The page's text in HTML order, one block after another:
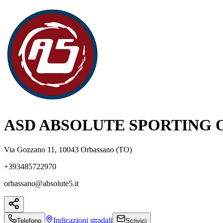
ASD ABSOLUTE SPORTING
Via Gozzano 11, 10043 Orbassano (TO)
+393485722970
orbassano@absolute5.it
Telefono Indicazioni stradali Scrivici